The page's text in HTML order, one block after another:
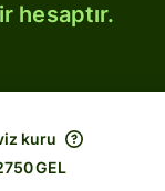
hesaptır.
kuru
GEL